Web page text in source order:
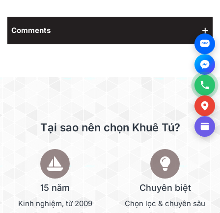
Comments
Tại sao nên chọn Khuê Tú?
15 năm
Kinh nghiệm, từ 2009
Chuyên biệt
Chọn lọc & chuyên sâu
Zalo